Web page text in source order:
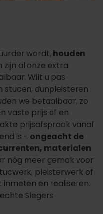
wordt, houden
zijn al onze extra
Wilt u pas
stucen, dunpleisteren
we betaalbaar, zo
vaste prijs af en
prijsafspraak vanaf
is - ongeacht de
materialen
nóg meer gemak voor
pleisterwerk of
en realiseren.
Slegers